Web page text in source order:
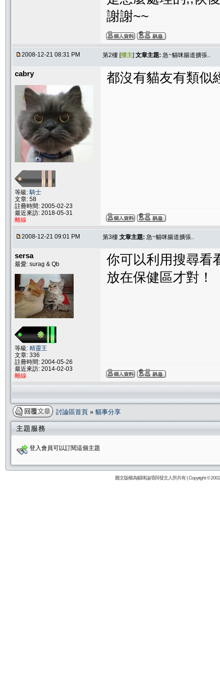
謝謝~~
2008-12-21 08:31 PM 第2樓 [樓主] 文章主題: 急~貓咪腸道擴張..
cabry
等級:騎士
文章: 58
註冊時間: 2005-02-23
最近來訪: 2018-05-31
離線
都沒有貓友有類似
2008-12-21 09:01 PM 第3樓 文章主題: 急~貓咪腸道擴張..
sersa
最愛: surag & Qb
等級: 精靈王
文章: 336
註冊時間: 2004-05-26
最近來訪: 2014-02-03
離線
你可以利用搜尋看
放在保健區才對！
討論區首頁 » 貓事分享
主題服務
登入會員可以訂閱這個主題
圖文版權為貓咪論壇與發文人所共有 | Copyright ©